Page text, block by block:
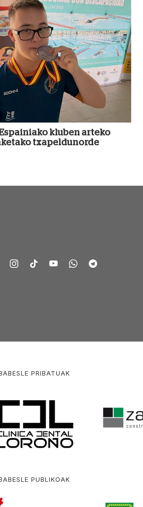
kluben arteko
txapeldunorde
PRIBATUAK
PUBLIKOAK